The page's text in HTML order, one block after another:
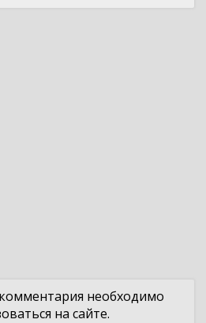
необходимо
на сайте.